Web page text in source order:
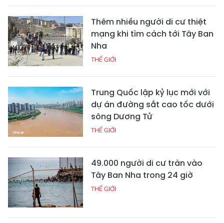
Thêm nhiều người di cư thiệt
mạng khi tìm cách tới Tây Ban
Nha
THẾ GIỚI
Trung Quốc lập kỷ lục mới với
dự án đường sắt cao tốc dưới
sông Dương Tử
THẾ GIỚI
49.000 người di cư tràn vào
Tây Ban Nha trong 24 giờ
THẾ GIỚI